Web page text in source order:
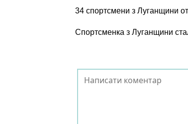
34 спортсмени з Луганщини
Спортсменка з Луганщини